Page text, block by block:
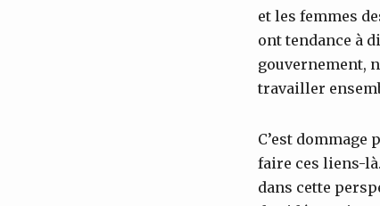
et les femmes
ont tendance à
gouvernement,
travailler
C’est dommage
faire ces liens-
dans cette